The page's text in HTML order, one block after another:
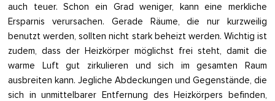
auch teuer. Schon ein Grad weniger, kann eine merkliche
Ersparnis verursachen. Gerade Räume, die nur kurzweilig
benutzt werden, sollten nicht stark beheizt werden. Wichtig ist
zudem, dass der Heizkörper möglichst frei steht, damit die
warme Luft gut zirkulieren und sich im gesamten Raum
ausbreiten kann. Jegliche Abdeckungen und Gegenstände, die
sich in unmittelbarer Entfernung des Heizkörpers befinden,